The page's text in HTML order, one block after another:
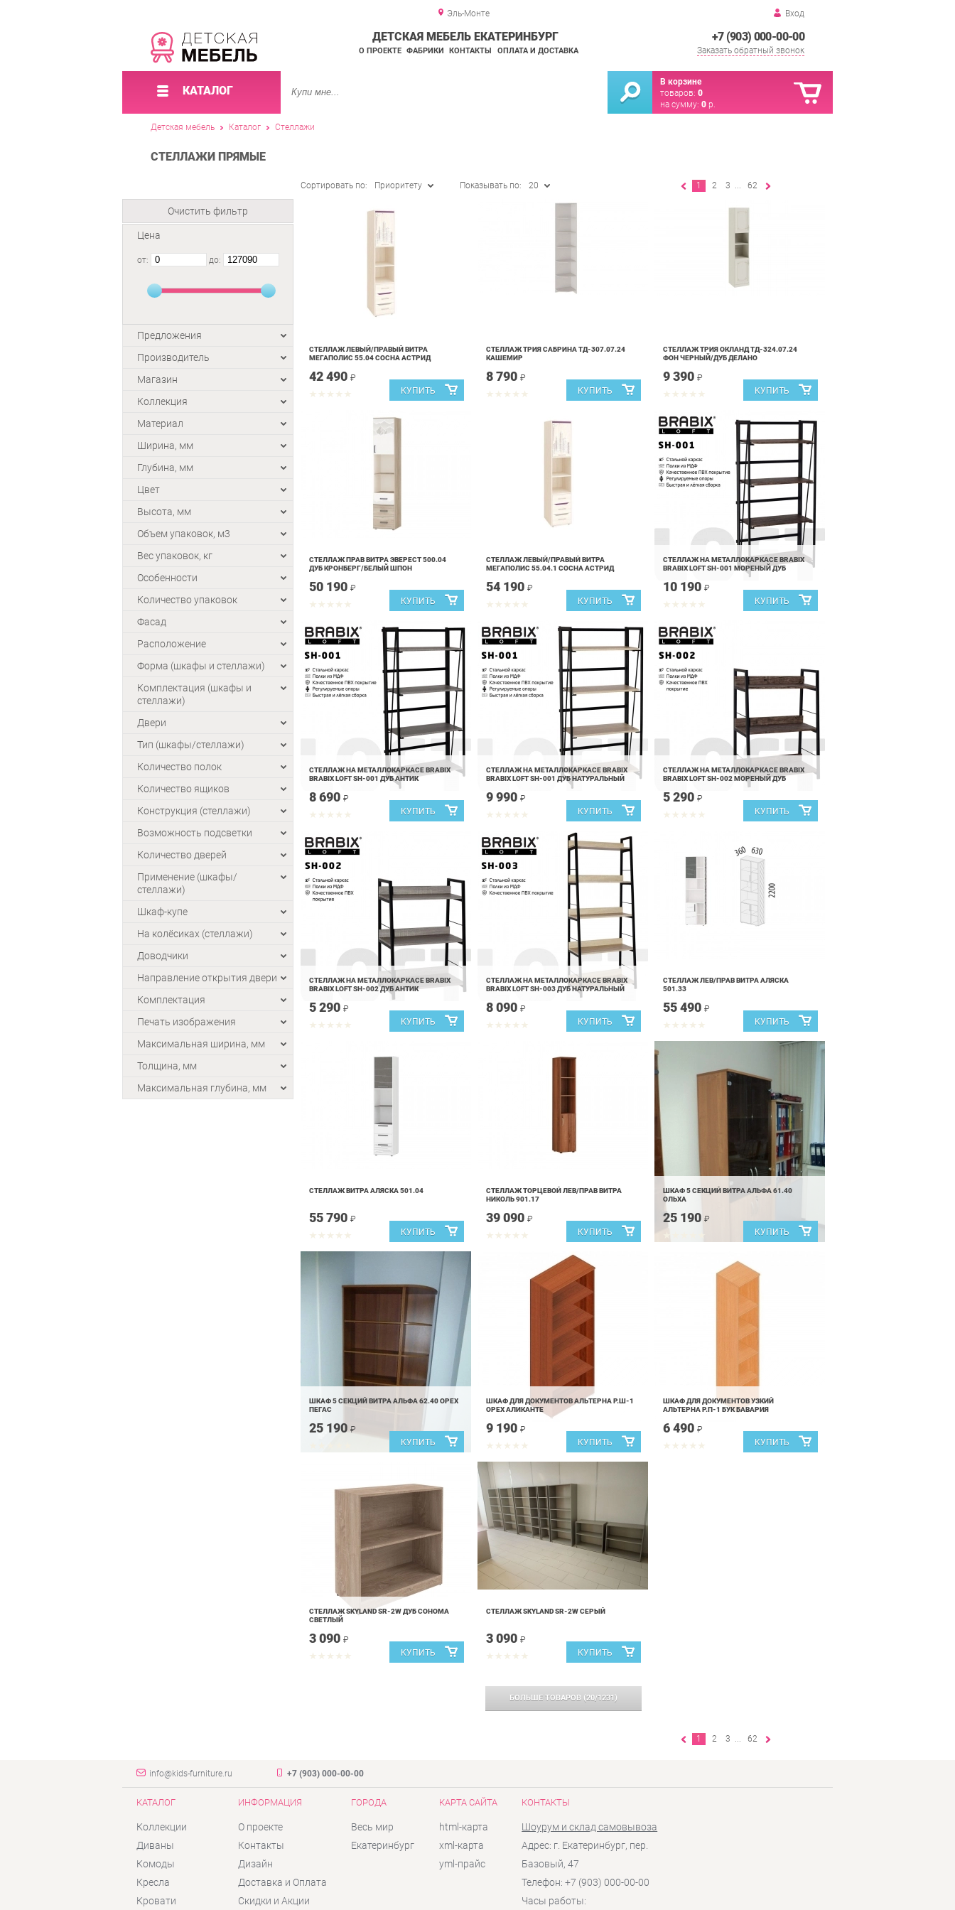
Эль-Монте Вход
+7 (903) 000-00-00
Заказать обратный звонок
ДЕТСКАЯ МЕБЕЛЬ ЕКАТЕРИНБУРГ
О ПРОЕКТЕ ФАБРИКИ КОНТАКТЫ ОПЛАТА И ДОСТАВКА
КАТАЛОГ
В корзине
товаров: 0
на сумму: 0 р.
Детская мебель Каталог Стеллажи
СТЕЛЛАЖИ ПРЯМЫЕ
Очистить фильтр
Цена
от: до:
Предложения
Производитель
Магазин
Коллекция
Материал
Ширина, мм
Глубина, мм
Цвет
Высота, мм
Объем упаковок, м3
Вес упаковок, кг
Особенности
Количество упаковок
Фасад
Расположение
Форма (шкафы и стеллажи)
Комплектация (шкафы и
стеллажи)
Двери
Тип (шкафы/стеллажи)
Количество полок
Количество ящиков
Конструкция (стеллажи)
Возможность подсветки
Количество дверей
Применение (шкафы/
стеллажи)
Шкаф-купе
На колёсиках (стеллажи)
Доводчики
Направление открытия двери
Комплектация
Печать изображения
Максимальная ширина, мм
Толщина, мм
Максимальная глубина, мм
Сортировать по: Приоритету Показывать по: 20 1 2 3 ... 62
СТЕЛЛАЖ ЛЕВЫЙ/ПРАВЫЙ ВИТРА
МЕГАПОЛИС 55.04 СОСНА АСТРИД
42 490 ₽
СТЕЛЛАЖ ТРИЯ САБРИНА ТД-307.07.24
КАШЕМИР
8 790 ₽
СТЕЛЛАЖ ТРИЯ ОКЛАНД ТД-324.07.24
ФОН ЧЕРНЫЙ/ДУБ ДЕЛАНО
9 390 ₽
СТЕЛЛАЖ ПРАВ ВИТРА ЭВЕРЕСТ 500.04
ДУБ КРОНБЕРГ/БЕЛЫЙ ШПОН
50 190 ₽
СТЕЛЛАЖ ЛЕВЫЙ/ПРАВЫЙ ВИТРА
МЕГАПОЛИС 55.04.1 СОСНА АСТРИД
54 190 ₽
СТЕЛЛАЖ НА МЕТАЛЛОКАРКАСЕ BRABIX
BRABIX LOFT SH-001 МОРЕНЫЙ ДУБ
10 190 ₽
СТЕЛЛАЖ НА МЕТАЛЛОКАРКАСЕ BRABIX
BRABIX LOFT SH-001 ДУБ АНТИК
8 690 ₽
СТЕЛЛАЖ НА МЕТАЛЛОКАРКАСЕ BRABIX
BRABIX LOFT SH-001 ДУБ НАТУРАЛЬНЫЙ
9 990 ₽
СТЕЛЛАЖ НА МЕТАЛЛОКАРКАСЕ BRABIX
BRABIX LOFT SH-002 МОРЕНЫЙ ДУБ
5 290 ₽
СТЕЛЛАЖ НА МЕТАЛЛОКАРКАСЕ BRABIX
BRABIX LOFT SH-002 ДУБ АНТИК
5 290 ₽
СТЕЛЛАЖ НА МЕТАЛЛОКАРКАСЕ BRABIX
BRABIX LOFT SH-003 ДУБ НАТУРАЛЬНЫЙ
8 090 ₽
СТЕЛЛАЖ ЛЕВ/ПРАВ ВИТРА АЛЯСКА
501.33
55 490 ₽
СТЕЛЛАЖ ВИТРА АЛЯСКА 501.04
55 790 ₽
СТЕЛЛАЖ ТОРЦЕВОЙ ЛЕВ/ПРАВ ВИТРА
НИКОЛЬ 901.17
39 090 ₽
ШКАФ 5 СЕКЦИЙ ВИТРА АЛЬФА 61.40
ОЛЬХА
25 190 ₽
ШКАФ 5 СЕКЦИЙ ВИТРА АЛЬФА 62.40 ОРЕХ
ПЕГАС
25 190 ₽
ШКАФ ДЛЯ ДОКУМЕНТОВ АЛЬТЕРНА Р.Ш-1
ОРЕХ АЛИКАНТЕ
9 190 ₽
ШКАФ ДЛЯ ДОКУМЕНТОВ УЗКИЙ
АЛЬТЕРНА Р.П-1 БУК БАВАРИЯ
6 490 ₽
СТЕЛЛАЖ SKYLAND SR-2W ДУБ СОНОМА
СВЕТЛЫЙ
3 090 ₽
СТЕЛЛАЖ SKYLAND SR-2W СЕРЫЙ
3 090 ₽
БОЛЬШЕ ТОВАРОВ(20/1231 )
1 2 3 ... 62
info@kids-furniture.ru +7 (903) 000-00-00
КАТАЛОГ
Коллекции
Диваны
Комоды
Кресла
Кровати
ИНФОРМАЦИЯ
О проекте
Контакты
Дизайн
Доставка и Оплата
Скидки и Акции
ГОРОДА
Весь мир
Екатеринбург
КАРТА САЙТА
html-карта
xml-карта
yml-прайс
КОНТАКТЫ
Шоурум и склад самовывоза
Адрес: г. Екатеринбург, пер.
Базовый, 47
Телефон: +7 (903) 000-00-00
Часы работы: